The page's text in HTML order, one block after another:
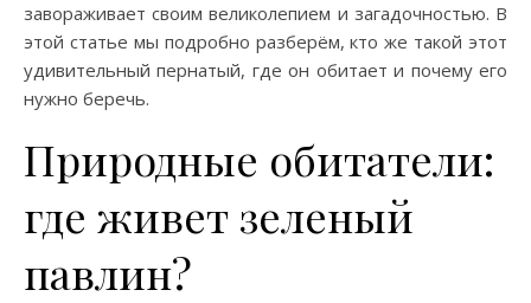
завораживает своим великолепием и загадочностью. В
этой статье мы подробно разберём, кто же такой этот
удивительный пернатый, где он обитает и почему его
нужно беречь.
Природные обитатели:
где живет зеленый
павлин?